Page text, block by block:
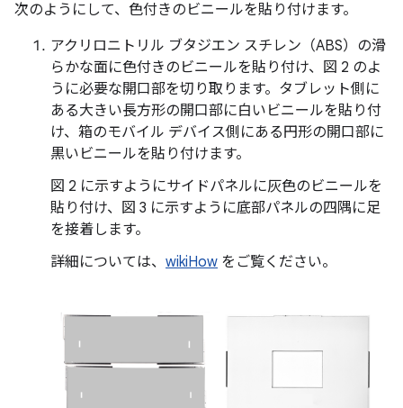
次のようにして、色付きのビニールを貼り付けます。
アクリロニトリル ブタジエン スチレン（ABS）の滑
らかな面に色付きのビニールを貼り付け、図 2 のよ
うに必要な開口部を切り取ります。タブレット側に
ある大きい長方形の開口部に白いビニールを貼り付
け、箱のモバイル デバイス側にある円形の開口部に
黒いビニールを貼り付けます。
図 2 に示すようにサイドパネルに灰色のビニールを
貼り付け、図 3 に示すように底部パネルの四隅に足
を接着します。
詳細については、 wikiHow をご覧ください。